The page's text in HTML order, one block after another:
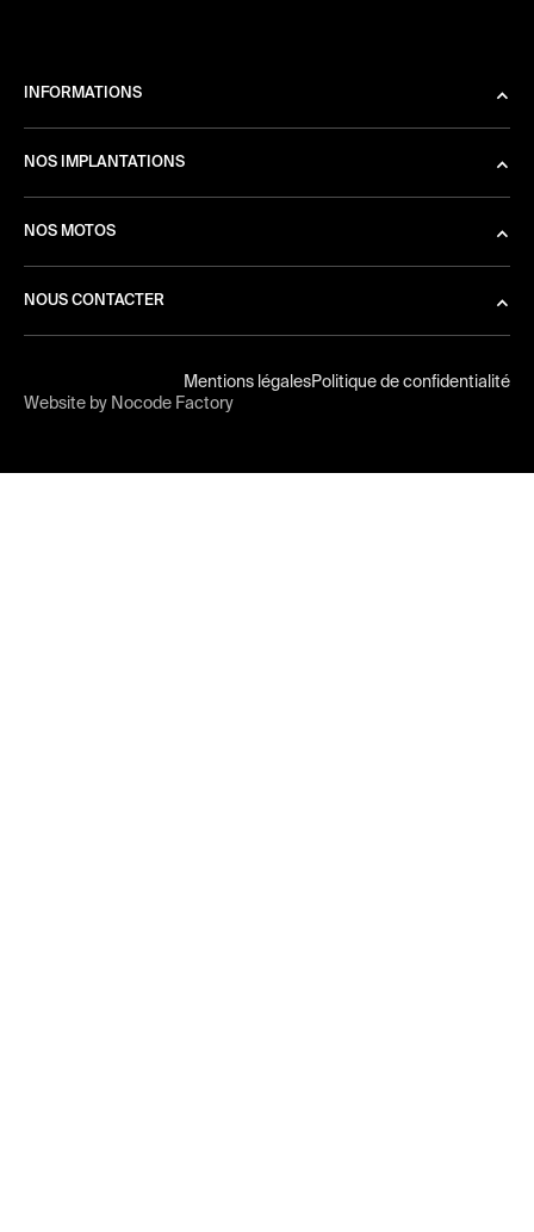
INFORMATIONS
NOS IMPLANTATIONS
NOS MOTOS
NOUS CONTACTER
Mentions légalesPolitique de confidentialité
Website by Nocode Factory